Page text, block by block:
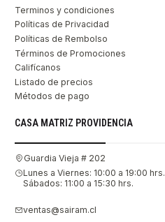
Terminos y condiciones
Políticas de Privacidad
Políticas de Rembolso
Términos de Promociones
Califícanos
Listado de precios
Métodos de pago
CASA MATRIZ PROVIDENCIA
Guardia Vieja # 202
Lunes a Viernes: 10:00 a 19:00 hrs.
Sábados: 11:00 a 15:30 hrs.
ventas@sairam.cl